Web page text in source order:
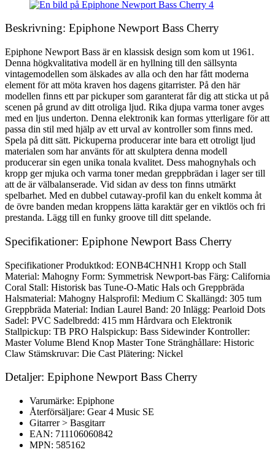
Beskrivning: Epiphone Newport Bass Cherry
Epiphone Newport Bass är en klassisk design som kom ut 1961.
Denna högkvalitativa modell är en hyllning till den sällsynta
vintagemodellen som älskades av alla och den har fått moderna
element för att möta kraven hos dagens gitarrister. På den här
modellen finns ett par pickuper som garanterat får dig att sticka ut på
scenen på grund av ditt otroliga ljud. Rika djupa varma toner avges
med en ljus underton. Denna elektronik kan formas ytterligare för att
passa din stil med hjälp av ett urval av kontroller som finns med.
Spela på ditt sätt. Pickuperna producerar inte bara ett otroligt ljud
materialen som har använts för att skulptera denna modell
producerar sin egen unika tonala kvalitet. Dess mahognyhals och
kropp ger mjuka och varma toner medan greppbrädan i lager ser till
att de är välbalanserade. Vid sidan av dess ton finns utmärkt
spelbarhet. Med en dubbel cutaway-profil kan du enkelt komma åt
de övre banden medan kroppens lätta karaktär ger en viktlös och fri
prestanda. Lägg till en funky groove till ditt spelande.
Specifikationer: Epiphone Newport Bass Cherry
Specifikationer Produktkod: EONB4CHNH1 Kropp och Stall
Material: Mahogny Form: Symmetrisk Newport-bas Färg: California
Coral Stall: Historisk bas Tune-O-Matic Hals och Greppbräda
Halsmaterial: Mahogny Halsprofil: Medium C Skallängd: 305 tum
Greppbräda Material: Indian Laurel Band: 20 Inlägg: Pearloid Dots
Sadel: PVC Sadelbredd: 415 mm Hårdvara och Elektronik
Stallpickup: TB PRO Halspickup: Bass Sidewinder Kontroller:
Master Volume Blend Knop Master Tone Stränghållare: Historic
Claw Stämskruvar: Die Cast Plätering: Nickel
Detaljer: Epiphone Newport Bass Cherry
Varumärke: Epiphone
Återförsäljare: Gear 4 Music SE
Gitarrer > Basgitarr
EAN: 711106060842
MPN: 585162